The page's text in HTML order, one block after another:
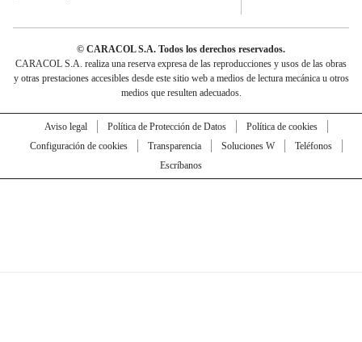
© CARACOL S.A. Todos los derechos reservados.
CARACOL S.A. realiza una reserva expresa de las reproducciones y usos de las obras
y otras prestaciones accesibles desde este sitio web a medios de lectura mecánica u otros
medios que resulten adecuados.
Aviso legal Política de Protección de Datos
Política de cookies
Configuración de cookies
Transparencia Soluciones W
Teléfonos
Escríbanos